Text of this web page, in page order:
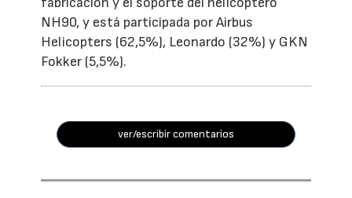
NH90, y está participada por Airbus
Helicopters (62,5%), Leonardo (32%) y GKN
Fokker (5,5%).
ver/escribir comentarios